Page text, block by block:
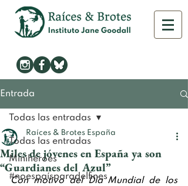
Entrada
Todas las entradas
Minihéroes
#noespaísparadelfines
Todas las entradas
Miles de jóvenes en España ya son
“Guardianes del Azul”
Raíces & Brotes España
Con motivo del Día Mundial de los